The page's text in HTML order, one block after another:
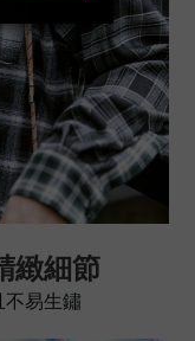
緻細節
不易生鏽